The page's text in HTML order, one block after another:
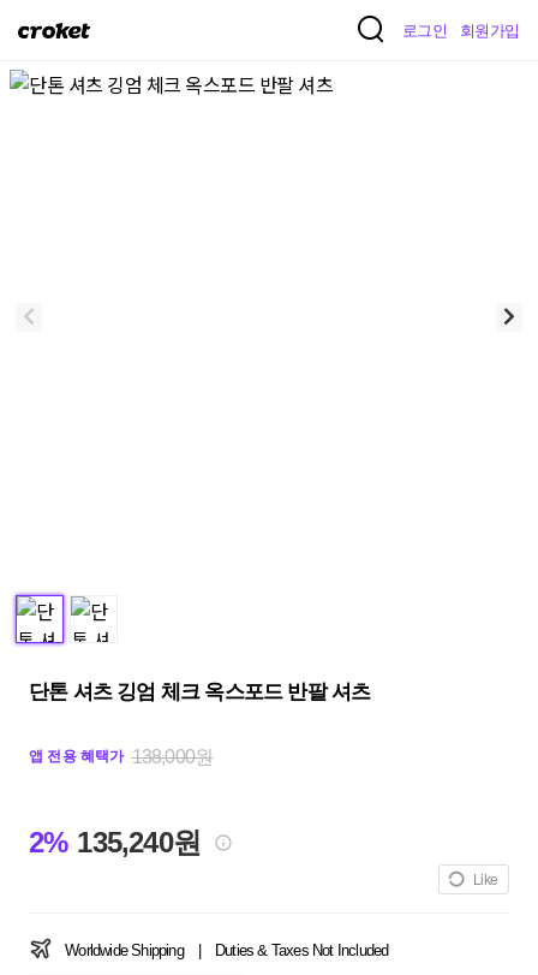
크
켓
로그인 회원가입
단톤 셔츠 깅엄 체크 옥스포드 반팔 셔츠
앱 전용 혜택가 138,000원
2% 135,240원
Like
Worldwide Shipping Duties & Taxes Not Included